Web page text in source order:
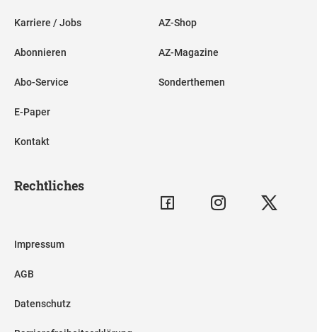
Karriere / Jobs
Abonnieren
Abo-Service
E-Paper
Kontakt
AZ-Shop
AZ-Magazine
Sonderthemen
Rechtliches
Impressum
AGB
Datenschutz